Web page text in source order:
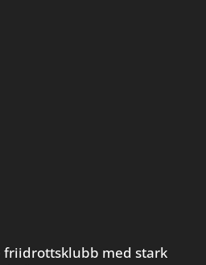
friidrottsklubb med stark